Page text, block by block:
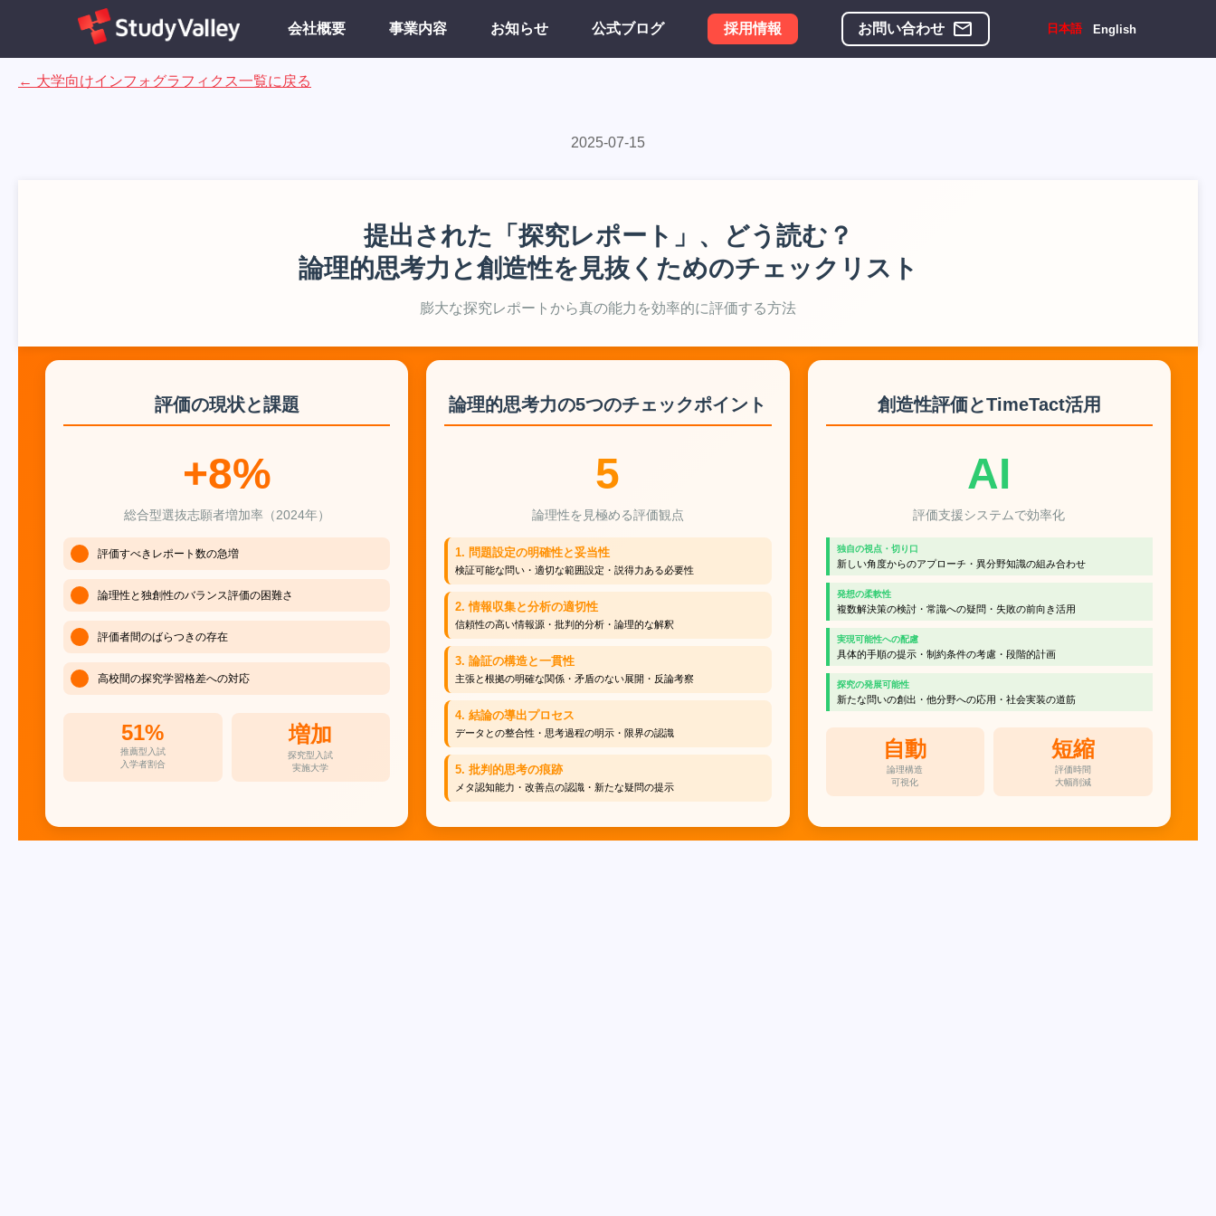
会社概要 事業内容 お知らせ 公式ブログ 採用情報 お問い合わせ 日本語 English
← 大学向けインフォグラフィクス一覧に戻る
2025-07-15
提出された「探究レポート」、どう読む？
論理的思考力と創造性を見抜くためのチェックリスト
膨大な探究レポートから真の能力を効率的に評価する方法
評価の現状と課題
+8%
総合型選抜志願者増加率（2024年）
評価すべきレポート数の急増
論理性と独創性のバランス評価の困難さ
評価者間のばらつきの存在
高校間の探究学習格差への対応
51%
推薦型入試
入学者割合
増加
探究型入試
実施大学
論理的思考力の5つのチェックポイント
5
論理性を見極める評価観点
1. 問題設定の明確性と妥当性
検証可能な問い・適切な範囲設定・説得力ある必要性
2. 情報収集と分析の適切性
信頼性の高い情報源・批判的分析・論理的な解釈
3. 論証の構造と一貫性
主張と根拠の明確な関係・矛盾のない展開・反論考察
4. 結論の導出プロセス
データとの整合性・思考過程の明示・限界の認識
5. 批判的思考の痕跡
メタ認知能力・改善点の認識・新たな疑問の提示
創造性評価とTimeTact活用
AI
評価支援システムで効率化
独自の視点・切り口
新しい角度からのアプローチ・異分野知識の組み合わせ
発想の柔軟性
複数解決策の検討・常識への疑問・失敗の前向き活用
実現可能性への配慮
具体的手順の提示・制約条件の考慮・段階的計画
探究の発展可能性
新たな問いの創出・他分野への応用・社会実装の道筋
自動
論理構造
可視化
短縮
評価時間
大幅削減